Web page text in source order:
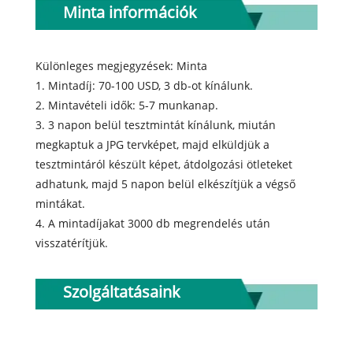
Minta információk
Különleges megjegyzések: Minta
1. Mintadíj: 70-100 USD, 3 db-ot kínálunk.
2. Mintavételi idők: 5-7 munkanap.
3. 3 napon belül tesztmintát kínálunk, miután
megkaptuk a JPG tervképet, majd elküldjük a
tesztmintáról készült képet, átdolgozási ötleteket
adhatunk, majd 5 napon belül elkészítjük a végső
mintákat.
4. A mintadíjakat 3000 db megrendelés után
visszatérítjük.
Szolgáltatásaink